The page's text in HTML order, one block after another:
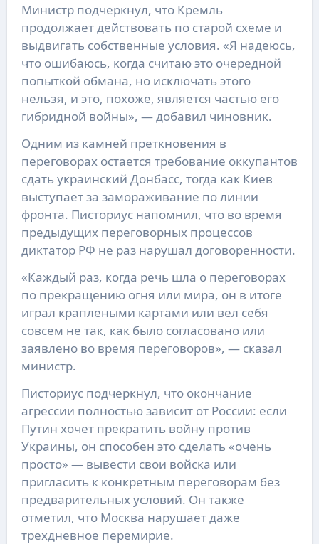
Министр подчеркнул, что Кремль
продолжает действовать по старой схеме и
выдвигать собственные условия. «Я надеюсь,
что ошибаюсь, когда считаю это очередной
попыткой обмана, но исключать этого
нельзя, и это, похоже, является частью его
гибридной войны», — добавил чиновник.
Одним из камней преткновения в
переговорах остается требование оккупантов
сдать украинский Донбасс, тогда как Киев
выступает за замораживание по линии
фронта. Писториус напомнил, что во время
предыдущих переговорных процессов
диктатор РФ не раз нарушал договоренности.
«Каждый раз, когда речь шла о переговорах
по прекращению огня или мира, он в итоге
играл краплеными картами или вел себя
совсем не так, как было согласовано или
заявлено во время переговоров», — сказал
министр.
Писториус подчеркнул, что окончание
агрессии полностью зависит от России: если
Путин хочет прекратить войну против
Украины, он способен это сделать «очень
просто» — вывести свои войска или
пригласить к конкретным переговорам без
предварительных условий. Он также
отметил, что Москва нарушает даже
трехдневное перемирие.